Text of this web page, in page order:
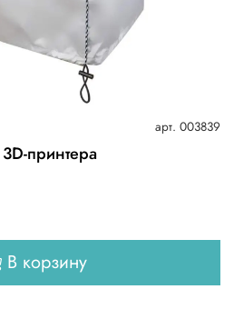
арт. 003839
принтера
В корзину